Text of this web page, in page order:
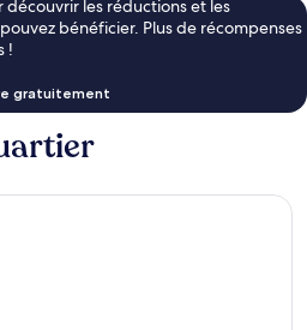
les réductions et les
bénéficier. Plus de récompenses
!
gratuitement